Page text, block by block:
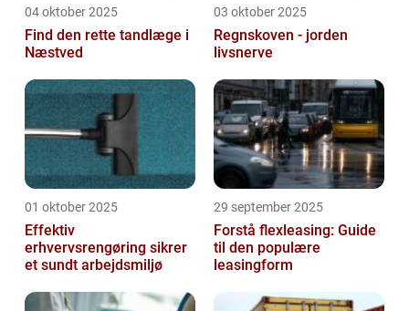
04 oktober 2025
Find den rette tandlæge i
Næstved
03 oktober 2025
Regnskoven - jorden
livsnerve
01 oktober 2025
Effektiv
erhvervsrengøring sikrer
et sundt arbejdsmiljø
29 september 2025
Forstå flexleasing: Guide
til den populære
leasingform